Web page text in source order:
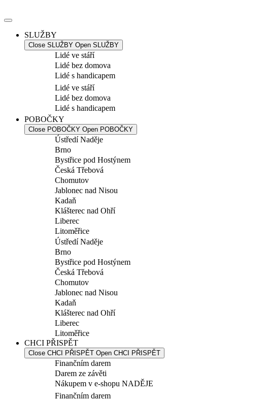
k
SLUŽBY
Close SLUŽBY Open SLUŽBY
Lidé ve stáří
Lidé bez domova
Lidé s handicapem
Lidé ve stáří
Lidé bez domova
Lidé s handicapem
POBOČKY
Close POBOČKY Open POBOČKY
Ústředí Naděje
Brno
Bystřice pod Hostýnem
Česká Třebová
Chomutov
Jablonec nad Nisou
Kadaň
Klášterec nad Ohří
Liberec
Litoměřice
Ústředí Naděje
Brno
Bystřice pod Hostýnem
Česká Třebová
Chomutov
Jablonec nad Nisou
Kadaň
Klášterec nad Ohří
Liberec
Litoměřice
CHCI PŘISPĚT
Close CHCI PŘISPĚT Open CHCI PŘISPĚT
Finančním darem
Darem ze závěti
Nákupem v e-shopu NADĚJE
Finančním darem